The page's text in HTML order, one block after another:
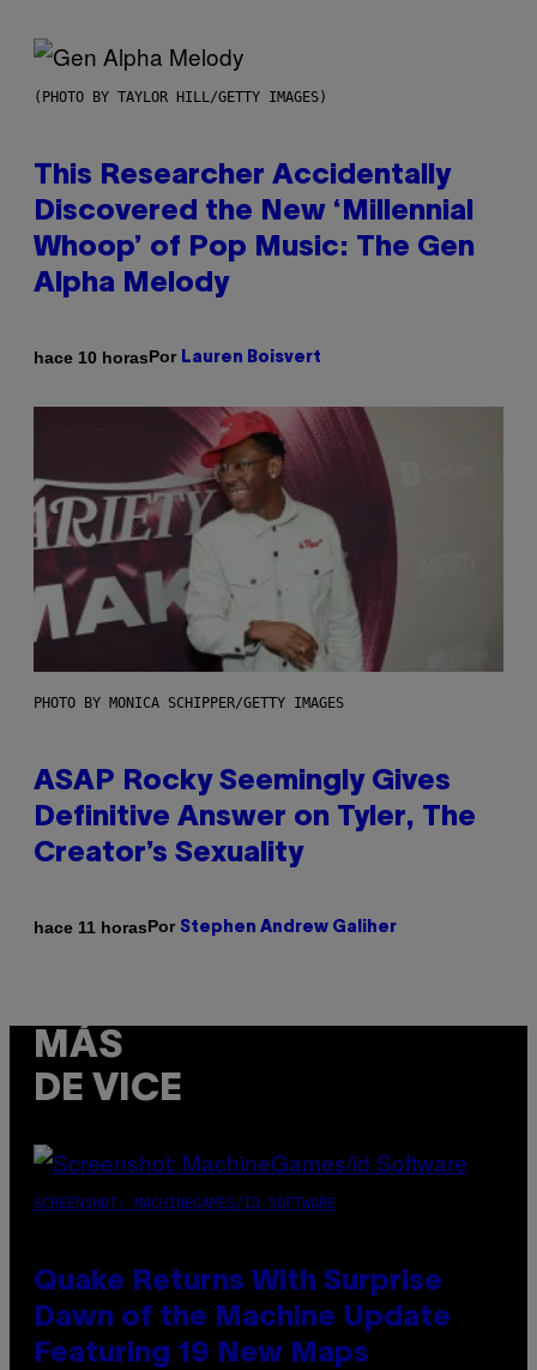
(PHOTO BY TAYLOR HILL/GETTY IMAGES)
This Researcher Accidentally
Discovered the New ‘Millennial
Whoop’ of Pop Music: The Gen
Alpha Melody
hace 10 horasPor Lauren Boisvert
PHOTO BY MONICA SCHIPPER/GETTY IMAGES
ASAP Rocky Seemingly Gives
Definitive Answer on Tyler, The
Creator’s Sexuality
hace 11 horasPor Stephen Andrew Galiher
MÁS
DE VICE
SCREENSHOT: MACHINEGAMES/ID SOFTWARE
Quake Returns With Surprise
Dawn of the Machine Update
Featuring 19 New Maps